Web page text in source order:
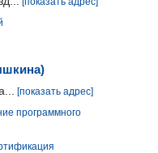
[показать адрес]
программного